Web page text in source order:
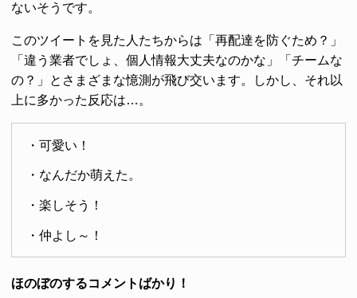
ないそうです。
このツイートを見た人たちからは「再配達を防ぐため？」
「違う業者でしょ、個人情報大丈夫なのかな」「チームな
の？」とさまざまな憶測が飛び交います。しかし、それ以
上に多かった反応は…。
・可愛い！
・なんだか萌えた。
・楽しそう！
・仲よし～！
ほのぼのするコメントばかり！